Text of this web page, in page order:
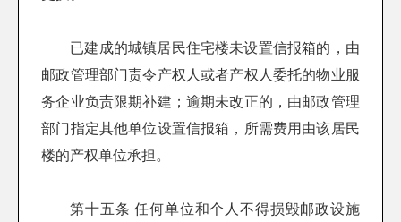
已建成的城镇居民住宅楼未设置信报箱的，由
邮政管理部门责令产权人或者产权人委托的物业服
务企业负责限期补建；逾期未改正的，由邮政管理
部门指定其他单位设置信报箱，所需费用由该居民
楼的产权单位承担。
第十五条 任何单位和个人不得损毁邮政设施